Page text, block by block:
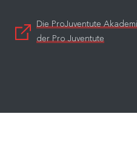
Die ProJuventute
der Pro Juventute